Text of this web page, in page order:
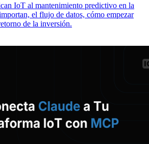
IoT al mantenimiento predictivo en la
el flujo de datos, cómo empezar
de la inversión.